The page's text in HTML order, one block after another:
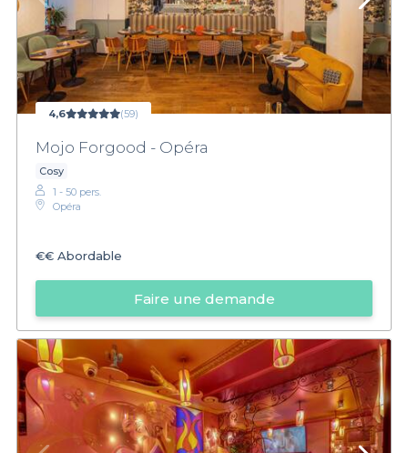
4,6 (59)
Mojo Forgood - Opéra
Cosy
1 - 50 pers.
Opéra
€€ Abordable
Faire une demande